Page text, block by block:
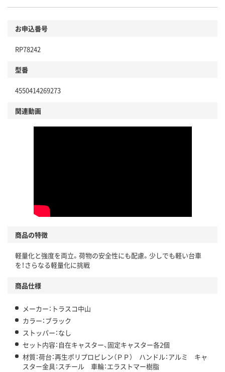
お申込番号
RP78242
型番
4550414269273
関連動画
商品の特徴
軽量化と強度を両立。荷物の安全性にも配慮。少しでも軽い台車
を！さらなる軽量化に挑戦
商品仕様
メーカー：トラスコ中山
カラー：ブラック
ストッパー：なし
セット内容：自在キャスター、固定キャスター各2個
材質：荷台：再生ポリプロピレン（ＰＰ） ハンドル：アルミ キャ
スター金具：スチール 車輪：エラストマー樹脂